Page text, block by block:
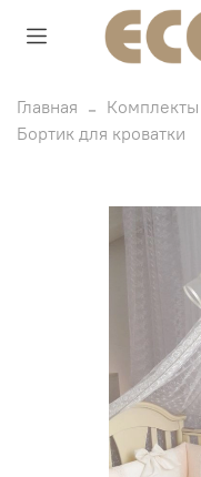
Главная
Комплекты
Бортик для кроватки